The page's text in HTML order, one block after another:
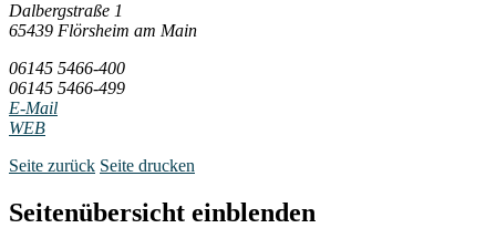
Dalbergstraße 1
65439 Flörsheim am Main
06145 5466-400
06145 5466-499
E-Mail
WEB
Seite zurück Seite drucken
Seitenübersicht einblenden